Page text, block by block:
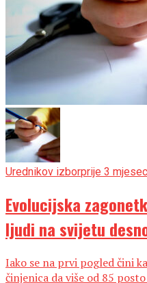
Urednikov izborprije 3
Evolucijska
ljudi na svijetu
Iako se na prvi pogled čini
činjenica da više od 85